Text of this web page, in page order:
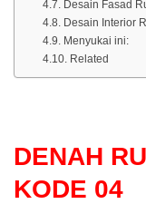
Desain Fasad
Desain Interior
Menyukai ini:
Related
DENAH
KODE 04